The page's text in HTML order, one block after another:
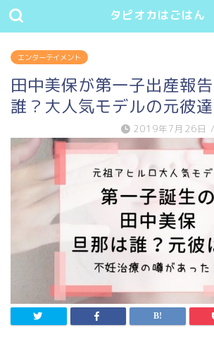
タピオカはごはん
エンターテイメント
田中美保が第一子出産報
誰？大人気モデルの元彼
2019年7月26日 /